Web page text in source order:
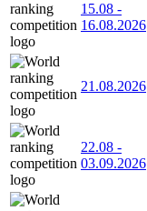
15.08 -
16.08.2026
21.08.2026
22.08 -
03.09.2026